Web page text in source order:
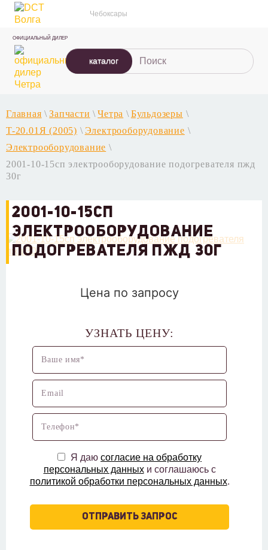
Чебоксары
ОФИЦИАЛЬНЫЙ ДИЛЕР
каталог
Главная \ Запчасти \ Четра \ Бульдозеры \
T-20.01Я (2005) \ Электрооборудование \
Электрооборудование \
2001-10-15сп электрооборудование подогревателя пжд
30г
2001-10-15СП
ЭЛЕКТРООБОРУДОВАНИЕ
ПОДОГРЕВАТЕЛЯ ПЖД 30Г
Цена по запросу
УЗНАТЬ ЦЕНУ:
Я даю согласие на обработку
персональных данныхи соглашаюсь с
политикой обработки персональных данных.